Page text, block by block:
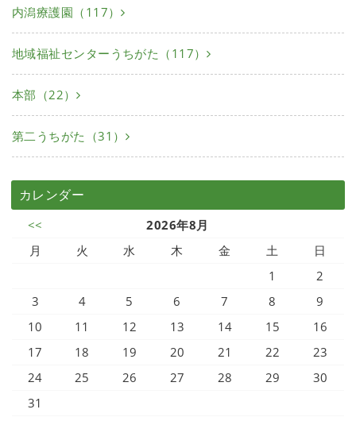
内潟療護園（117）
地域福祉センターうちがた（117）
本部（22）
第二うちがた（31）
カレンダー
<<
2026年8月
月
火 水 木 金 土
日
1
2
3
4 5 6 7 8
9
10
11 12 13 14 15
16
17
18 19 20 21 22
23
24
25 26 27 28 29
30
31